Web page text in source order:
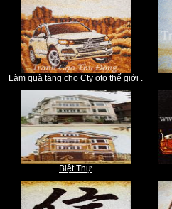
Làm quà tặng cho Cty oto thế giới .
Biệt Thự